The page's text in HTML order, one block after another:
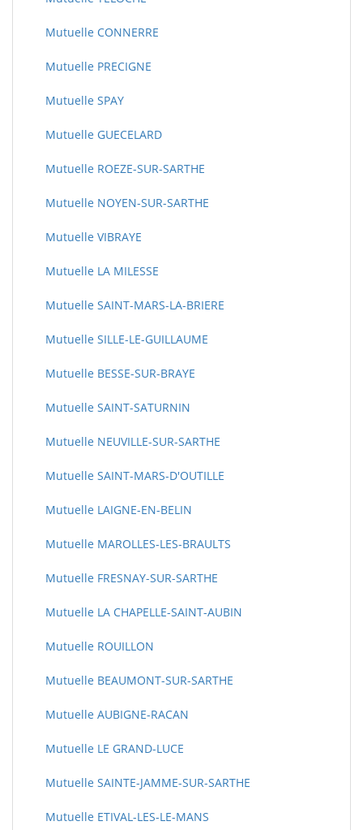
Mutuelle CONNERRE
Mutuelle PRECIGNE
Mutuelle SPAY
Mutuelle GUECELARD
Mutuelle ROEZE-SUR-SARTHE
Mutuelle NOYEN-SUR-SARTHE
Mutuelle VIBRAYE
Mutuelle LA MILESSE
Mutuelle SAINT-MARS-LA-BRIERE
Mutuelle SILLE-LE-GUILLAUME
Mutuelle BESSE-SUR-BRAYE
Mutuelle SAINT-SATURNIN
Mutuelle NEUVILLE-SUR-SARTHE
Mutuelle SAINT-MARS-D'OUTILLE
Mutuelle LAIGNE-EN-BELIN
Mutuelle MAROLLES-LES-BRAULTS
Mutuelle FRESNAY-SUR-SARTHE
Mutuelle LA CHAPELLE-SAINT-AUBIN
Mutuelle ROUILLON
Mutuelle BEAUMONT-SUR-SARTHE
Mutuelle AUBIGNE-RACAN
Mutuelle LE GRAND-LUCE
Mutuelle SAINTE-JAMME-SUR-SARTHE
Mutuelle ETIVAL-LES-LE-MANS